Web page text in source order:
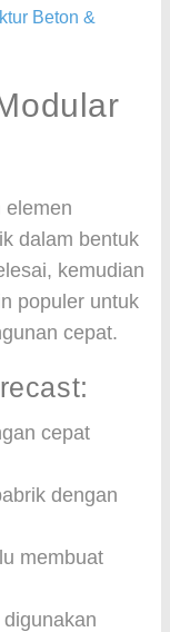
Beton &
elemen
dalam bentuk
kemudian
populer untuk
cepat.
cepat
dengan
membuat